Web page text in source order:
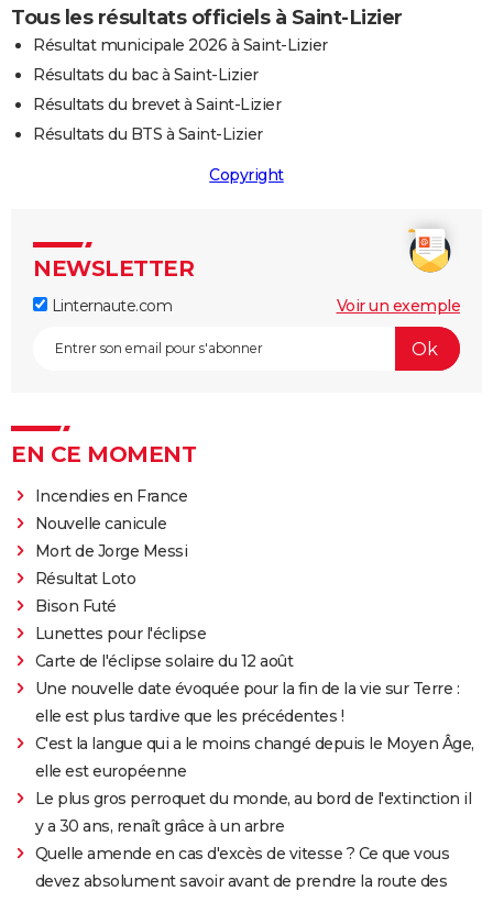
Tous les résultats officiels à Saint-Lizier
Résultat municipale 2026 à Saint-Lizier
Résultats du bac à Saint-Lizier
Résultats du brevet à Saint-Lizier
Résultats du BTS à Saint-Lizier
Copyright
NEWSLETTER
Linternaute.com Voir un exemple
EN CE MOMENT
Incendies en France
Nouvelle canicule
Mort de Jorge Messi
Résultat Loto
Bison Futé
Lunettes pour l'éclipse
Carte de l'éclipse solaire du 12 août
Une nouvelle date évoquée pour la fin de la vie sur Terre :
elle est plus tardive que les précédentes !
C'est la langue qui a le moins changé depuis le Moyen Âge,
elle est européenne
Le plus gros perroquet du monde, au bord de l'extinction il
y a 30 ans, renaît grâce à un arbre
Quelle amende en cas d'excès de vitesse ? Ce que vous
devez absolument savoir avant de prendre la route des